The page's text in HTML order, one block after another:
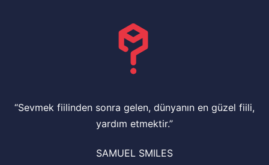
“Sevmek fiilinden sonra gelen, dünyanın en güzel fiili,
yardım etmektir.”
SAMUEL SMILES